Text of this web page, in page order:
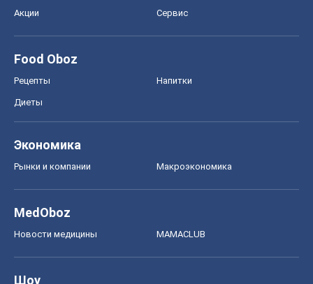
Акции Сервис
Food Oboz
Рецепты Напитки
Диеты
Экономика
Рынки и компании Mакроэкономика
MedOboz
Новости медицины MAMACLUB
Шоу